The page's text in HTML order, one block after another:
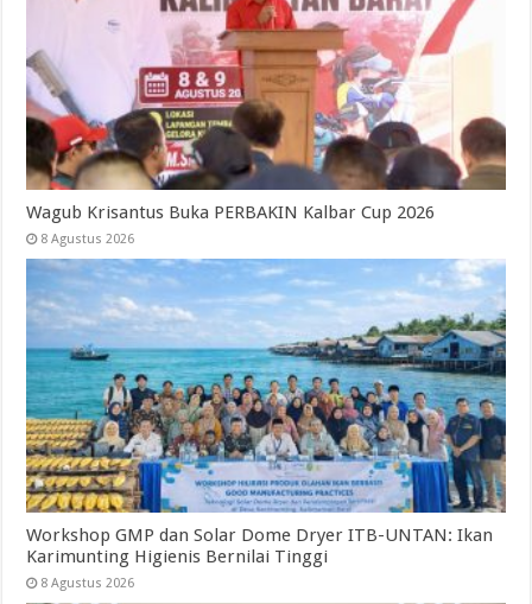
Wagub Krisantus Buka PERBAKIN Kalbar Cup 2026
8 Agustus 2026
Workshop GMP dan Solar Dome Dryer ITB-UNTAN: Ikan
Karimunting Higienis Bernilai Tinggi
8 Agustus 2026